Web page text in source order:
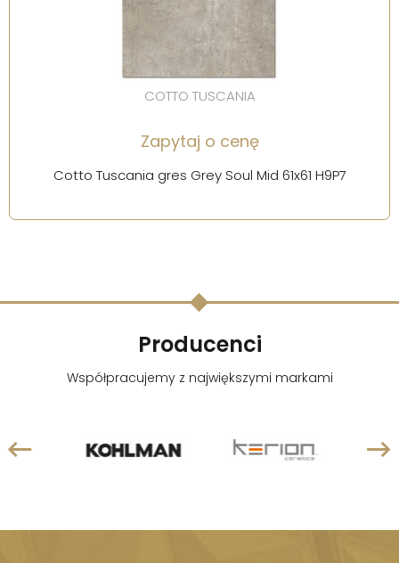
COTTO TUSCANIA
Zapytaj o cenę
Cotto Tuscania gres Grey Soul Mid 61x61 H9P7
Producenci
Współpracujemy z największymi markami